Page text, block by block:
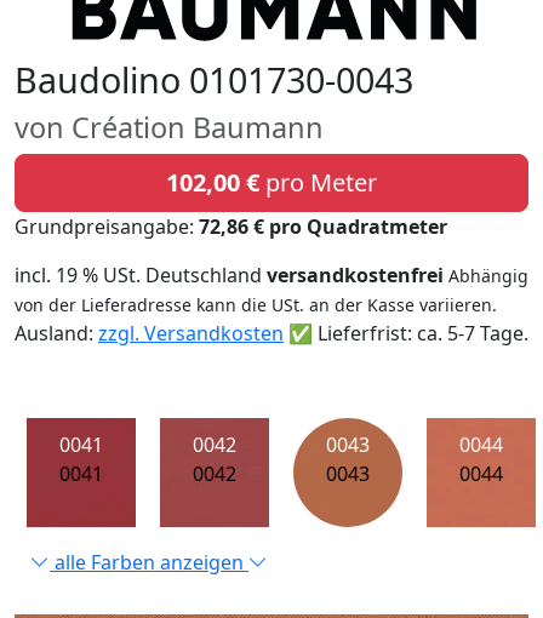
Baudolino 0101730-0043
von Création Baumann
102,00 € pro Meter
Grundpreisangabe: 72,86 € pro Quadratmeter
incl. 19 % USt. Deutschland versandkostenfrei Abhängig
von der Lieferadresse kann die USt. an der Kasse variieren.
Ausland: zzgl. Versandkosten ✅ Lieferfrist: ca. 5-7 Tage.
0041
0041
0042
0042
0043
0043
0044
0044
alle Farben anzeigen